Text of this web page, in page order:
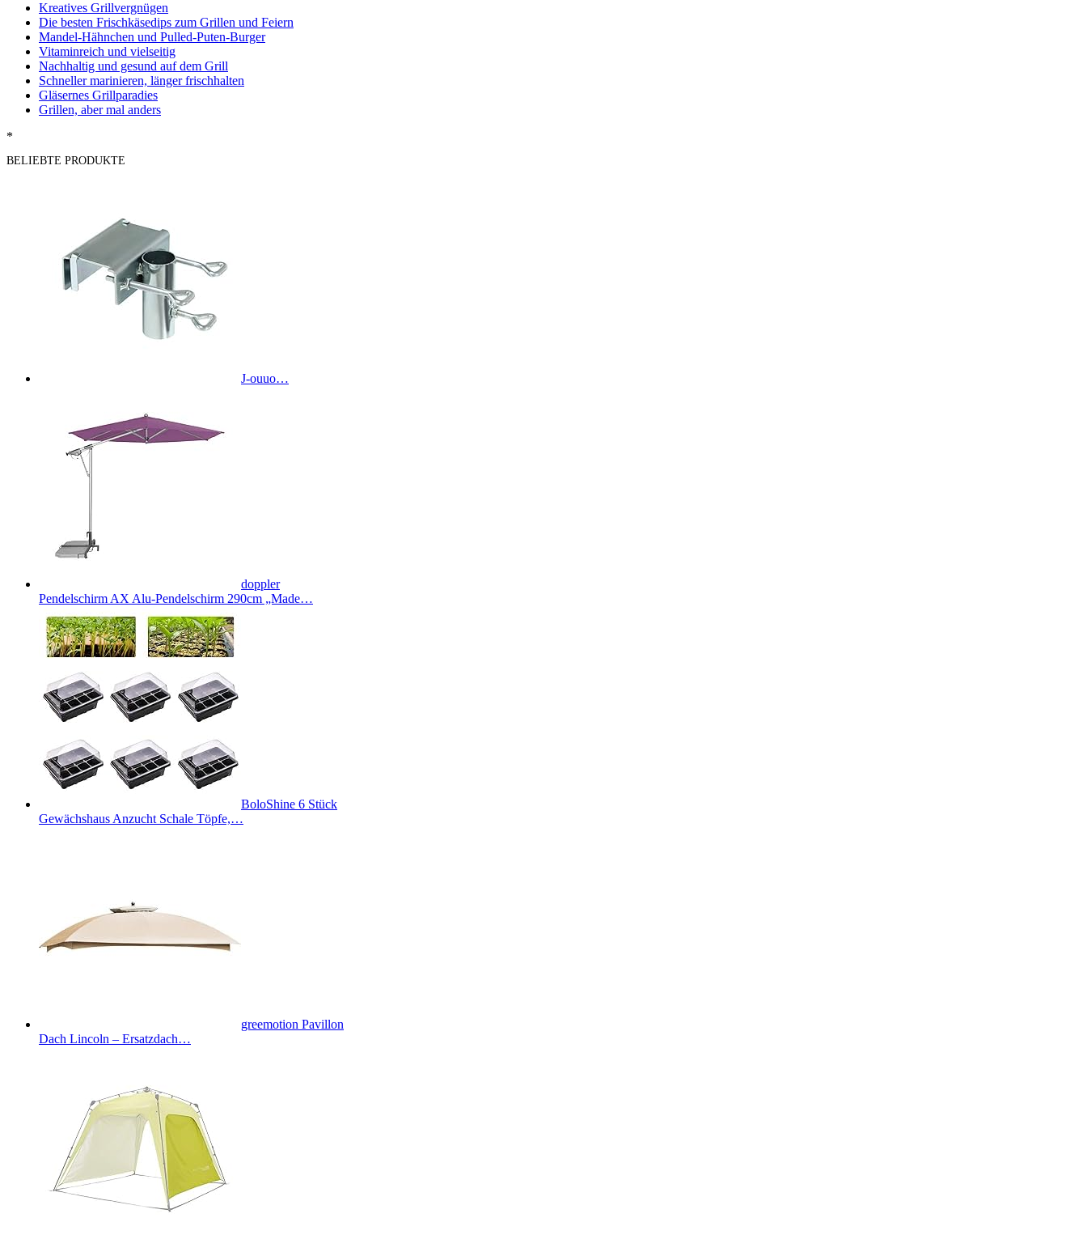
Kreatives Grillvergnügen
Die besten Frischkäsedips zum Grillen und Feiern
Mandel-Hähnchen und Pulled-Puten-Burger
Vitaminreich und vielseitig
Nachhaltig und gesund auf dem Grill
Schneller marinieren, länger frischhalten
Gläsernes Grillparadies
Grillen, aber mal anders
*
BELIEBTE PRODUKTE
J-ouuo…
doppler
Pendelschirm AX Alu-Pendelschirm 290cm „Made…
BoloShine 6 Stück
Gewächshaus Anzucht Schale Töpfe,…
greemotion Pavillon
Dach Lincoln – Ersatzdach…